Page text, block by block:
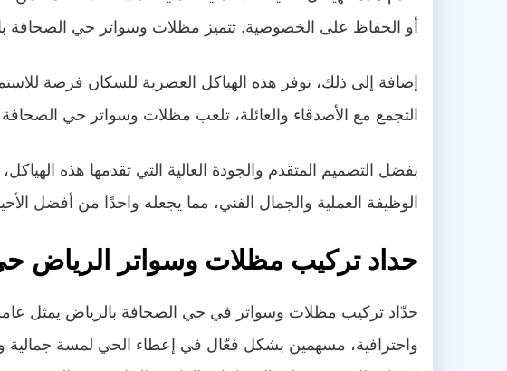
أو الحفاظ على الخصوصية. تتميز مظلات وسواتر حي الصحافة
إضافة إلى ذلك، توفر هذه الهياكل العصرية للسكان فرصة
التجمع مع الأصدقاء والعائلة، تلعب مظلات وسواتر حي
بفضل التصميم المتقدم والجودة العالية التي تقدمها هذه
الوظيفة العملية والجمال الفني، مما يجعله واحدًا من أفضل
حداد تركيب مظلات وسواتر الرياض
حدّاد تركيب مظلات وسواتر في حي الصحافة بالرياض يمثل عاملاً
واحترافية، مسهمين بشكل فعّال في إعطاء الحي لمسة جمالية